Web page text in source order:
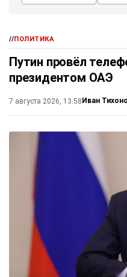
//ПОЛИТИКА
Путин провёл
президентом ОАЭ
7 августа 2026, 13:58 Иван